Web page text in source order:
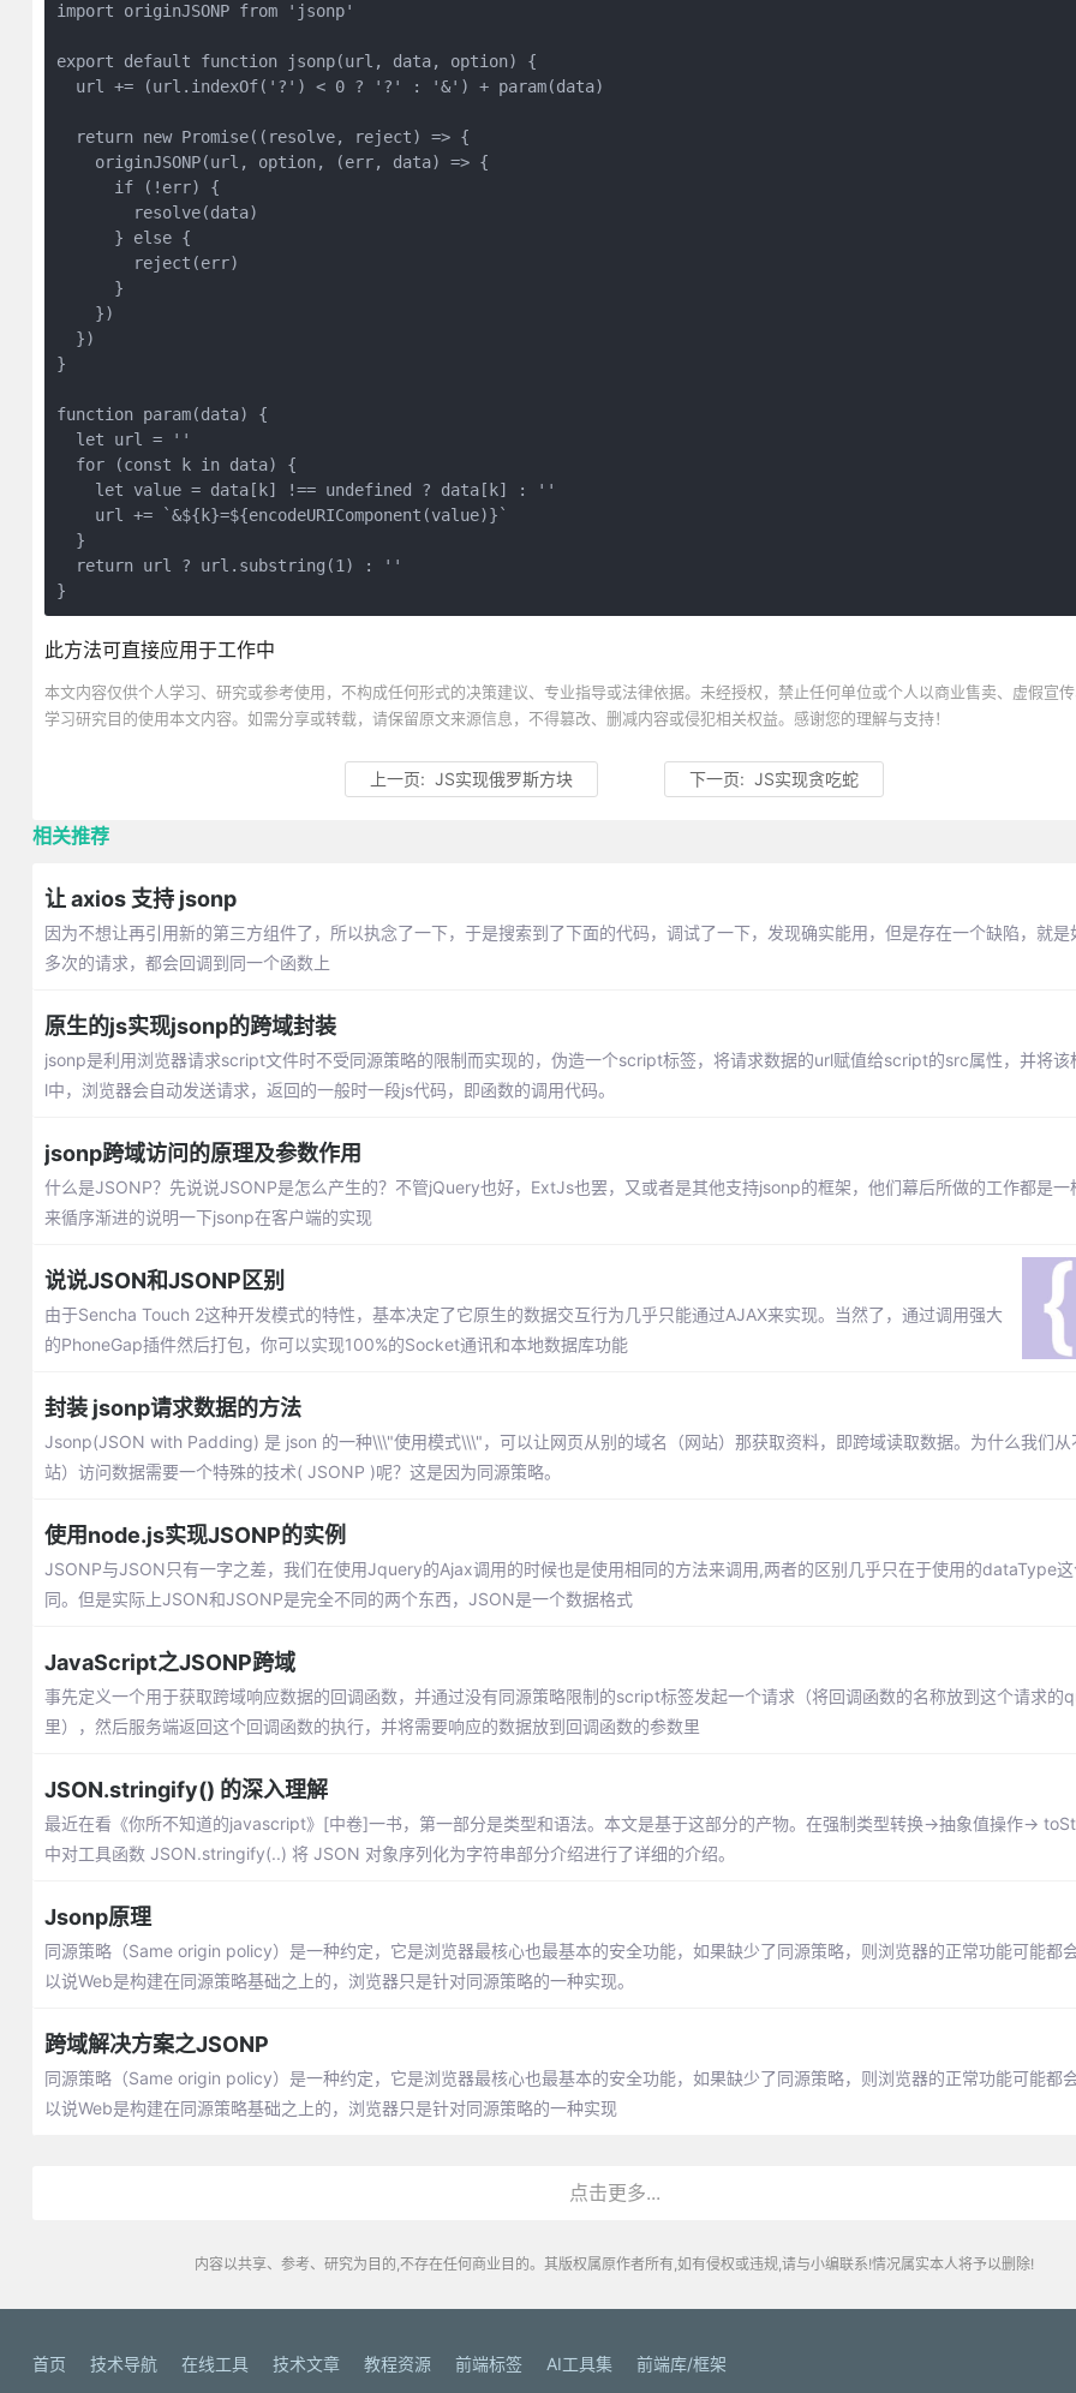
import originJSONP from 'jsonp'
export default function jsonp(url, data, option) {
  url += (url.indexOf('?') < 0 ? '?' : '&') + param(data)
  return new Promise((resolve, reject) => {
    originJSONP(url, option, (err, data) => {
      if (!err) {
        resolve(data)
      } else {
        reject(err)
      }
    })
  })
}
function param(data) {
  let url = ''
  for (const k in data) {
    let value = data[k] !== undefined ? data[k] : ''
    url += `&${k}=${encodeURIComponent(value)}`
  }
  return url ? url.substring(1) : ''
}
此方法可直接应用于工作中
本文内容仅供个人学习、研究或参考使用，不构成任何形式的决策建议、专业指导或法律依据。未经授权，禁止任何单位或个人以商业售卖、虚假宣
学习研究目的使用本文内容。如需分享或转载，请保留原文来源信息，不得篡改、删减内容或侵犯相关权益。感谢您的理解与支持！
上一页:JS实现俄罗斯方块 下一页:JS实现贪吃蛇
相关推荐
让 axios 支持 jsonp
因为不想让再引用新的第三方组件了，所以执念了一下，于是搜索到了下面的代码，调试了一下，发现确实能用，但是存在一个缺陷，就是
多次的请求，都会回调到同一个函数上
原生的js实现jsonp的跨域封装
jsonp是利用浏览器请求script文件时不受同源策略的限制而实现的，伪造一个script标签，将请求数据的url赋值给script的src属性，并将该
l中，浏览器会自动发送请求，返回的一般时一段js代码，即函数的调用代码。
jsonp跨域访问的原理及参数作用
什么是JSONP？先说说JSONP是怎么产生的？不管jQuery也好，ExtJs也罢，又或者是其他支持jsonp的框架，他们幕后所做的工作都是一
来循序渐进的说明一下jsonp在客户端的实现
说说JSON和JSONP区别
由于Sencha Touch 2这种开发模式的特性，基本决定了它原生的数据交互行为几乎只能通过AJAX来实现。当然了，通过调用强大
的PhoneGap插件然后打包，你可以实现100%的Socket通讯和本地数据库功能
封装 jsonp请求数据的方法
Jsonp(JSON with Padding) 是 json 的一种\\\"使用模式\\\"，可以让网页从别的域名（网站）那获取资料，即跨域读取数据。为什么我们从
站）访问数据需要一个特殊的技术( JSONP )呢？这是因为同源策略。
使用node.js实现JSONP的实例
JSONP与JSON只有一字之差，我们在使用Jquery的Ajax调用的时候也是使用相同的方法来调用,两者的区别几乎只在于使用的dataType
同。但是实际上JSON和JSONP是完全不同的两个东西，JSON是一个数据格式
JavaScript之JSONP跨域
事先定义一个用于获取跨域响应数据的回调函数，并通过没有同源策略限制的script标签发起一个请求（将回调函数的名称放到这个请求的
里），然后服务端返回这个回调函数的执行，并将需要响应的数据放到回调函数的参数里
JSON.stringify() 的深入理解
最近在看《你所不知道的javascript》[中卷]一书，第一部分是类型和语法。本文是基于这部分的产物。在强制类型转换->抽象值操作->
中对工具函数 JSON.stringify(..) 将 JSON 对象序列化为字符串部分介绍进行了详细的介绍。
Jsonp原理
同源策略（Same origin policy）是一种约定，它是浏览器最核心也最基本的安全功能，如果缺少了同源策略，则浏览器的正常功能可能都
以说Web是构建在同源策略基础之上的，浏览器只是针对同源策略的一种实现。
跨域解决方案之JSONP
同源策略（Same origin policy）是一种约定，它是浏览器最核心也最基本的安全功能，如果缺少了同源策略，则浏览器的正常功能可能都
以说Web是构建在同源策略基础之上的，浏览器只是针对同源策略的一种实现
点击更多...
内容以共享、参考、研究为目的,不存在任何商业目的。其版权属原作者所有,如有侵权或违规,请与小编联系!情况属实本人将予以删除!
首页 技术导航 在线工具 技术文章 教程资源 前端标签 AI工具集 前端库/框架